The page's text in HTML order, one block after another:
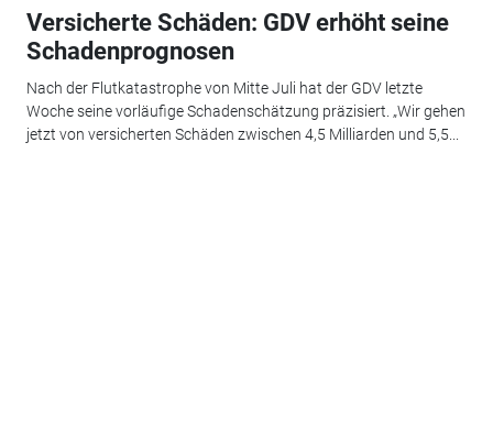
Versicherte Schäden: GDV erhöht seine
Schadenprognosen
Nach der Flutkatastrophe von Mitte Juli hat der GDV letzte
Woche seine vorläufige Schadenschätzung präzisiert. „Wir gehen
jetzt von versicherten Schäden zwischen 4,5 Milliarden und 5,5...